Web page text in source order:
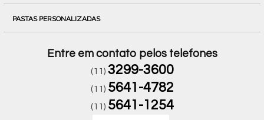
PASTAS PERSONALIZADAS
Entre em contato pelos telefones
(11) 3299-3600
(11) 5641-4782
(11) 5641-1254